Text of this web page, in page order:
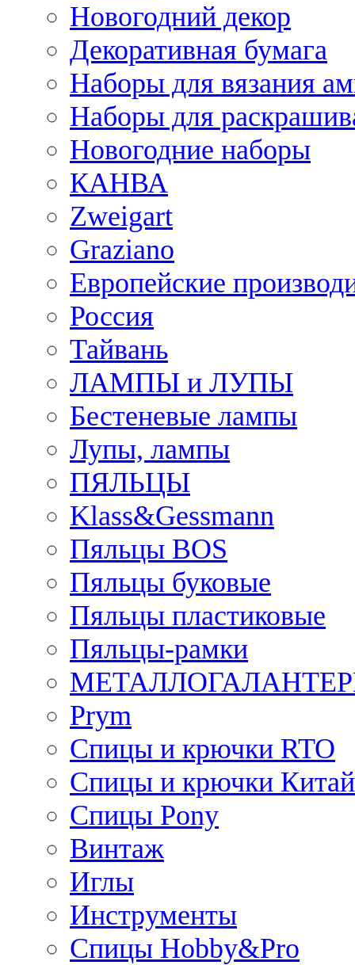
Новогодний декор
Декоративная бумага
Наборы для вязания
Наборы для
Новогодние наборы
КАНВА
Zweigart
Graziano
Европейские
Россия
Тайвань
ЛАМПЫ и ЛУПЫ
Бестеневые лампы
Лупы, лампы
ПЯЛЬЦЫ
Klass&Gessmann
Пяльцы BOS
Пяльцы буковые
Пяльцы пластиковые
Пяльцы-рамки
Prym
Спицы и крючки RTO
Спицы и крючки Китай
Спицы Pony
Винтаж
Иглы
Инструменты
Спицы Hobby&Pro